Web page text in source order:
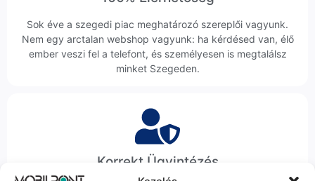
Sok éve a szegedi piac meghatározó szereplői vagyunk.
Nem egy arctalan webshop vagyunk: ha kérdésed van, élő
ember veszi fel a telefont, és személyesen is megtalálsz
minket Szegeden.
Korrekt Ügyintézés